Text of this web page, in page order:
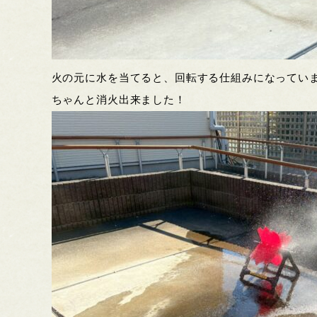
火の元に水を当てると、回転する仕組みになってい
ちゃんと消火出来ました！